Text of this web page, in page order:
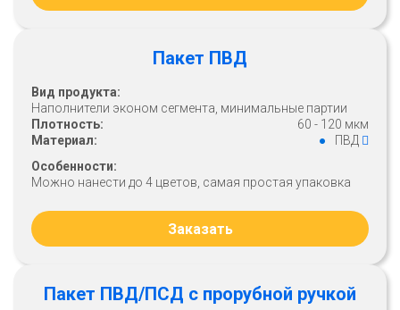
Пакет ПВД
Вид продукта:
Наполнители эконом сегмента, минимальные партии
Плотность:
60 - 120 мкм
Материал:
ПВД
Особенности:
Можно нанести до 4 цветов, самая простая упаковка
Заказать
Пакет ПВД/ПСД с прорубной ручкой